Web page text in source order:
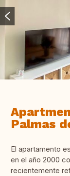
Palmas
El apartamento
en el año 2000
recientemente